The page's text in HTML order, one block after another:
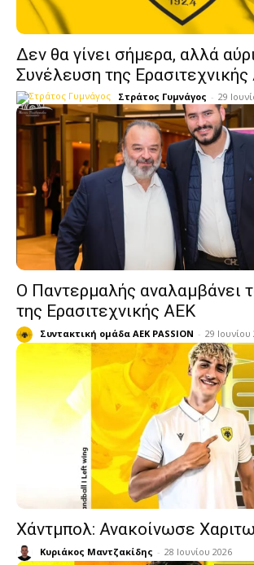
Δεν θα γίνει σήμερα, αλλά
Συνέλευση της
Στράτος Γυμνάγος - 29
Ο Παντερμαλής αναλαμβάνει
της Ερασιτεχνικής ΑΕΚ
Συντακτική ομάδα AEK PASSION - 29 Ιουνίου
Χάντμπολ: Ανακοίνωσε
Κυριάκος Μαντζακίδης - 28 Ιουνίου 2026